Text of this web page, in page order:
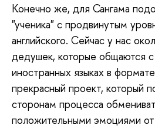
Конечно же, для Сангама
"ученика" с продвинутым
английского. Сейчас у нас
дедушек, которые общаются
иностранных языках в
прекрасный проект, который
сторонам процесса
положительными эмоциями